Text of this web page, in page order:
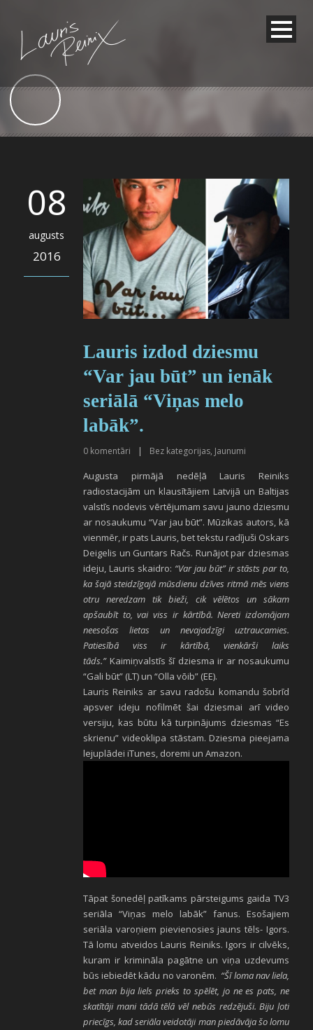
08
augusts
2016
Lauris izdod dziesmu
“Var jau būt” un ienāk
seriālā “Viņas melo
labāk”.
0 komentāri | Bez kategorijas, Jaunumi
Augusta pirmājā nedēļā Lauris Reiniks
radiostacijām un klausītājiem Latvijā un Baltijas
valstīs nodevis vērtējumam savu jauno dziesmu
ar nosaukumu “Var jau būt”. Mūzikas autors, kā
vienmēr, ir pats Lauris, bet tekstu radījuši Oskars
Deigelis un Guntars Račs. Runājot par dziesmas
ideju, Lauris skaidro: “Var jau būt” ir stāsts par to,
ka šajā steidzīgajā mūsdienu dzīves ritmā mēs viens
otru neredzam tik bieži, cik vēlētos un sākam
apšaubīt to, vai viss ir kārtībā. Nereti izdomājam
neesošas lietas un nevajadzīgi uztraucamies.
Patiesībā viss ir kārtībā, vienkārši laiks
tāds.” Kaimiņvalstīs šī dziesma ir ar nosaukumu
“Gali būt” (LT) un “Olla võib” (EE).
Lauris Reiniks ar savu radošu komandu šobrīd
apsver ideju nofilmēt šai dziesmai arī video
versiju, kas būtu kā turpinājums dziesmas “Es
skrienu” videoklipa stāstam. Dziesma pieejama
lejuplādei iTunes, doremi un Amazon.
Tāpat šonedēļ patīkams pārsteigums gaida TV3
seriāla “Viņas melo labāk” fanus. Esošajiem
seriāla varoņiem pievienosies jauns tēls- Igors.
Tā lomu atveidos Lauris Reiniks. Igors ir cilvēks,
kuram ir krimināla pagātne un viņa uzdevums
būs iebiedēt kādu no varonēm. “Šī loma nav liela,
bet man bija liels prieks to spēlēt, jo ne es pats, ne
skatītāji mani tādā tēlā vēl nebūs redzējuši. Biju ļoti
priecīgs, kad seriāla veidotāji man piedāvāja šo lomu